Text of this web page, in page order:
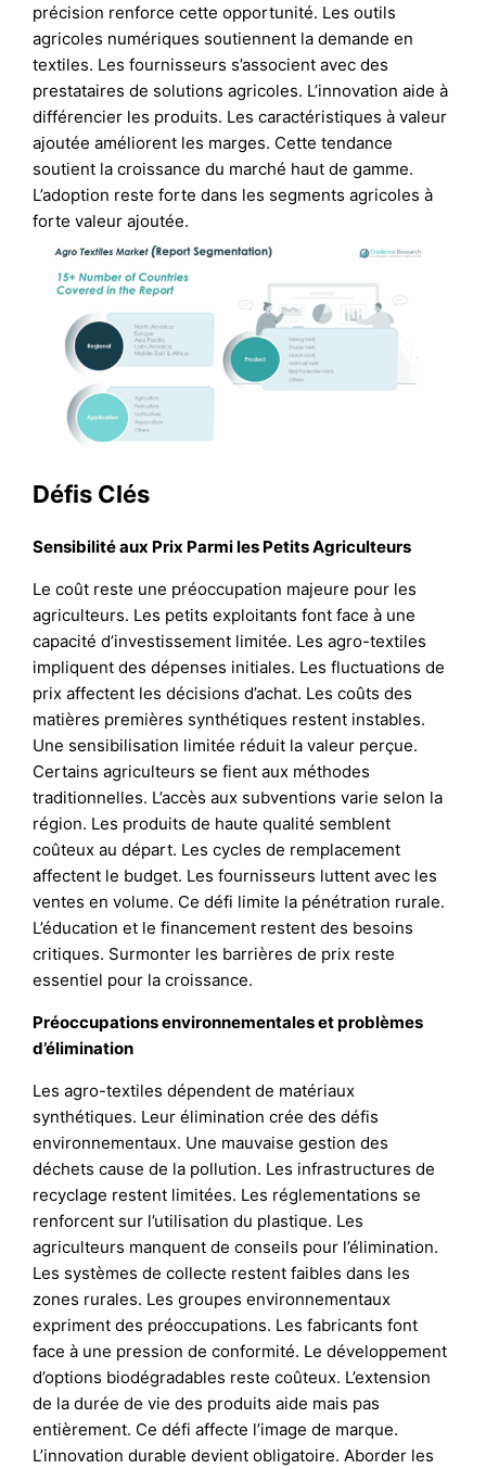
précision renforce cette opportunité. Les outils
agricoles numériques soutiennent la demande en
textiles. Les fournisseurs s’associent avec des
prestataires de solutions agricoles. L’innovation aide à
différencier les produits. Les caractéristiques à valeur
ajoutée améliorent les marges. Cette tendance
soutient la croissance du marché haut de gamme.
L’adoption reste forte dans les segments agricoles à
forte valeur ajoutée.
Défis Clés
Sensibilité aux Prix Parmi les Petits Agriculteurs
Le coût reste une préoccupation majeure pour les
agriculteurs. Les petits exploitants font face à une
capacité d’investissement limitée. Les agro-textiles
impliquent des dépenses initiales. Les fluctuations de
prix affectent les décisions d’achat. Les coûts des
matières premières synthétiques restent instables.
Une sensibilisation limitée réduit la valeur perçue.
Certains agriculteurs se fient aux méthodes
traditionnelles. L’accès aux subventions varie selon la
région. Les produits de haute qualité semblent
coûteux au départ. Les cycles de remplacement
affectent le budget. Les fournisseurs luttent avec les
ventes en volume. Ce défi limite la pénétration rurale.
L’éducation et le financement restent des besoins
critiques. Surmonter les barrières de prix reste
essentiel pour la croissance.
Préoccupations environnementales et problèmes
d’élimination
Les agro-textiles dépendent de matériaux
synthétiques. Leur élimination crée des défis
environnementaux. Une mauvaise gestion des
déchets cause de la pollution. Les infrastructures de
recyclage restent limitées. Les réglementations se
renforcent sur l’utilisation du plastique. Les
agriculteurs manquent de conseils pour l’élimination.
Les systèmes de collecte restent faibles dans les
zones rurales. Les groupes environnementaux
expriment des préoccupations. Les fabricants font
face à une pression de conformité. Le développement
d’options biodégradables reste coûteux. L’extension
de la durée de vie des produits aide mais pas
entièrement. Ce défi affecte l’image de marque.
L’innovation durable devient obligatoire. Aborder les